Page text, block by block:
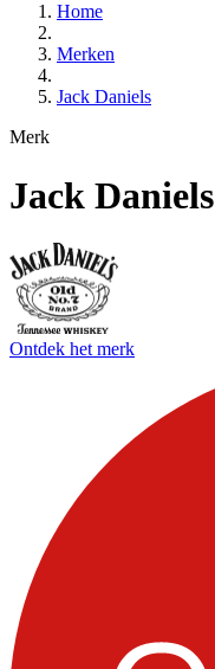
Home
Merken
Jack Daniels
Merk
Jack Daniels
Ontdek het merk